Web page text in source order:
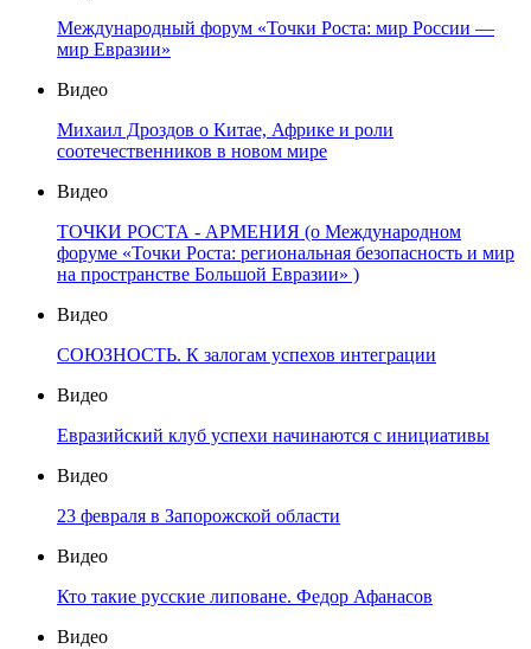
Международный форум «Точки Роста: мир России —
мир Евразии»
Видео
Михаил Дроздов о Китае, Африке и роли
соотечественников в новом мире
Видео
ТОЧКИ РОСТА - АРМЕНИЯ (о Международном
форуме «Точки Роста: региональная безопасность и мир
на пространстве Большой Евразии» )
Видео
СОЮЗНОСТЬ. К залогам успехов интеграции
Видео
Евразийский клуб успехи начинаются с инициативы
Видео
23 февраля в Запорожской области
Видео
Кто такие русские липоване. Федор Афанасов
Видео